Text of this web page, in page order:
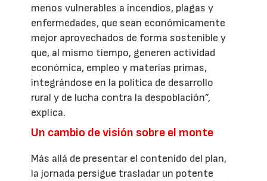
menos vulnerables a incendios, plagas y
enfermedades, que sean económicamente
mejor aprovechados de forma sostenible y
que, al mismo tiempo, generen actividad
económica, empleo y materias primas,
integrándose en la política de desarrollo
rural y de lucha contra la despoblación”,
explica.
Un cambio de visión sobre el monte
Más allá de presentar el contenido del plan,
la jornada persigue trasladar un potente